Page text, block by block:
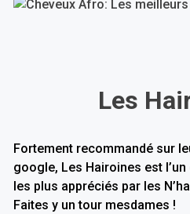
Les
Fortement recommandé sur
google, Les Hairoines est
les plus appréciés par les
Faites y un tour mesdames !